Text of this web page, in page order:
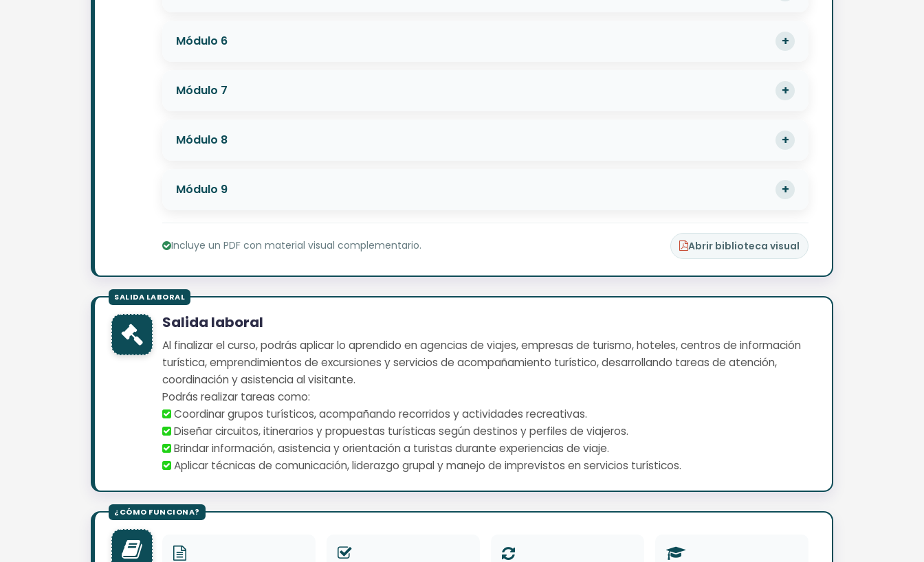
Módulo 6
Módulo 7
Módulo 8
Módulo 9
Incluye un PDF con material visual complementario. Abrir biblioteca visual
Salida laboral
Al finalizar el curso, podrás aplicar lo aprendido en agencias de viajes, empresas de turismo, hoteles, centros de información
turística, emprendimientos de excursiones y servicios de acompañamiento turístico, desarrollando tareas de atención,
coordinación y asistencia al visitante.
Podrás realizar tareas como:
️ Coordinar grupos turísticos, acompañando recorridos y actividades recreativas.
️ Diseñar circuitos, itinerarios y propuestas turísticas según destinos y perfiles de viajeros.
️ Brindar información, asistencia y orientación a turistas durante experiencias de viaje.
️ Aplicar técnicas de comunicación, liderazgo grupal y manejo de imprevistos en servicios turísticos.